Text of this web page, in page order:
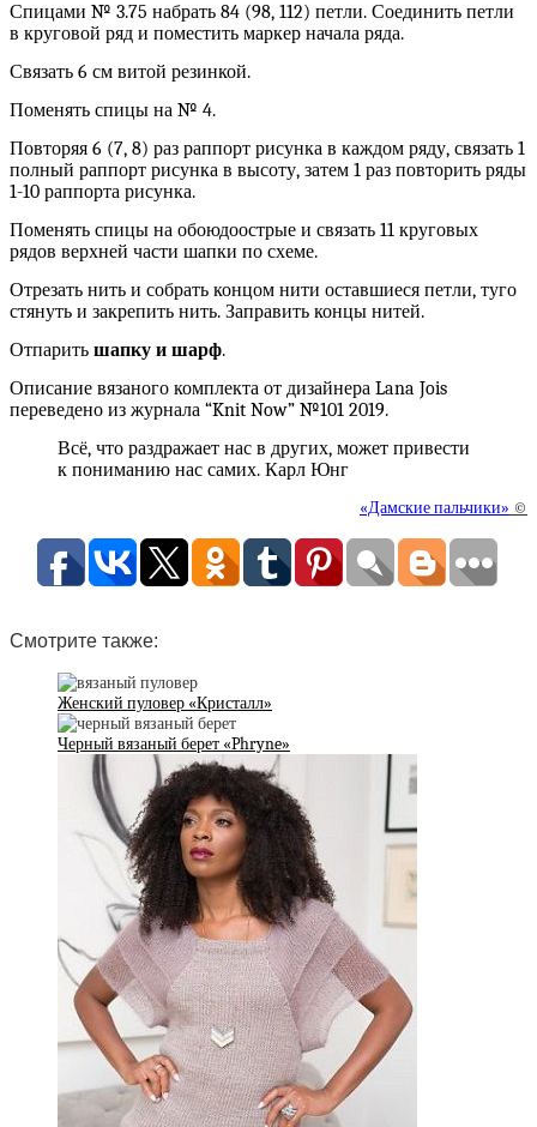
Спицами № 3.75 набрать 84 (98, 112) петли. Соединить петли
в круговой ряд и поместить маркер начала ряда.
Связать 6 см витой резинкой.
Поменять спицы на № 4.
Повторяя 6 (7, 8) раз раппорт рисунка в каждом ряду, связать 1
полный раппорт рисунка в высоту, затем 1 раз повторить ряды
1-10 раппорта рисунка.
Поменять спицы на обоюдоострые и связать 11 круговых
рядов верхней части шапки по схеме.
Отрезать нить и собрать концом нити оставшиеся петли, туго
стянуть и закрепить нить. Заправить концы нитей.
Отпарить шапку и шарф.
Описание вязаного комплекта от дизайнера Lana Jois
переведено из журнала “Knit Now” №101 2019.
Всё, что раздражает нас в других, может привести
к пониманию нас самих. Карл Юнг
«Дамские пальчики» ©
Смотрите также:
Женский пуловер «Кристалл»
Черный вязаный берет «Phryne»